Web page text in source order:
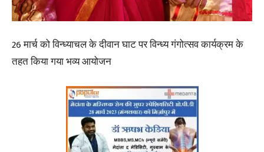
26 मार्च को विन्ध्याचल के दीवान घाट पर विन्ध्य गंगोत्सव कार्यक्रम के
तहत किया गया भव्य आयोजन